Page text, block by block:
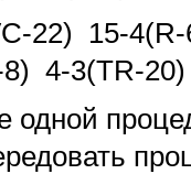
22) 15-
4-3(TR-20)
одной